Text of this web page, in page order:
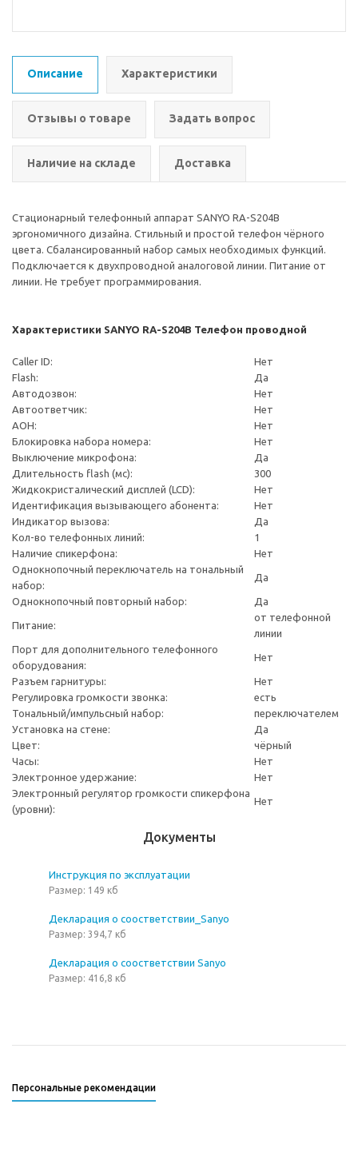
Описание Характеристики
Отзывы о товаре Задать вопрос
Наличие на складе Доставка
Стационарный телефонный аппарат SANYO RA-S204B
эргономичного дизайна. Стильный и простой телефон чёрного
цвета. Сбалансированный набор самых необходимых функций.
Подключается к двухпроводной аналоговой линии. Питание от
линии. Не требует программирования.
Характеристики SANYO RA-S204B Телефон проводной
Caller ID:
Нет
Flash:
Да
Автодозвон:
Нет
Автоответчик:
Нет
АОН:
Нет
Блокировка набора номера:
Нет
Выключение микрофона:
Да
Длительность flash (мс):
300
Жидкокристалический дисплей (LCD):
Нет
Идентификация вызывающего абонента:
Нет
Индикатор вызова:
Да
Кол-во телефонных линий:
1
Наличие спикерфона:
Нет
Однокнопочный переключатель на тональный
набор:
Да
Однокнопочный повторный набор: Да
Питание:
от телефонной
линии
Порт для дополнительного телефонного
оборудования:
Нет
Разъем гарнитуры:
Нет
Регулировка громкости звонка:
есть
Тональный/импульсный набор:
переключателем
Установка на стене:
Да
Цвет:
чёрный
Часы:
Нет
Электронное удержание:
Нет
Электронный регулятор громкости спикерфона
(уровни):
Нет
Документы
Инструкция по эксплуатации
Размер: 149 кб
Декларация о соостветствии_Sanyo
Размер: 394,7 кб
Декларация о соостветствии Sanyo
Размер: 416,8 кб
Персональные рекомендации